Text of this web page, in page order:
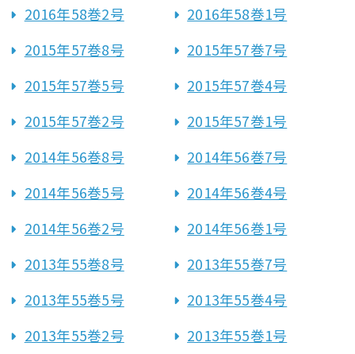
2016年58巻2号
2016年58巻1号
2015年57巻8号
2015年57巻7号
2015年57巻5号
2015年57巻4号
2015年57巻2号
2015年57巻1号
2014年56巻8号
2014年56巻7号
2014年56巻5号
2014年56巻4号
2014年56巻2号
2014年56巻1号
2013年55巻8号
2013年55巻7号
2013年55巻5号
2013年55巻4号
2013年55巻2号
2013年55巻1号